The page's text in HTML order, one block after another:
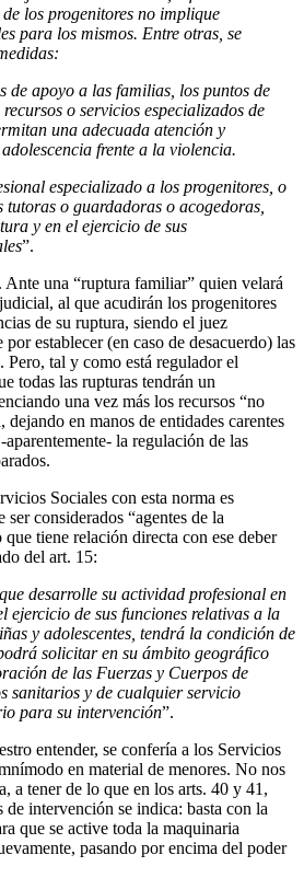
los progenitores no implique
para los mismos. Entre otras, se
de apoyo a las familias, los puntos de
o servicios especializados de
una adecuada atención y
frente a la violencia.
especializado a los progenitores, o
tutoras o guardadoras o acogedoras,
y en el ejercicio de sus
”.
una “ruptura familiar” quien velará
al que acudirán los progenitores
de su ruptura, siendo el juez
establecer (en caso de desacuerdo) las
Pero, tal y como está regulador el
todas las rupturas tendrán un
una vez más los recursos “no
en manos de entidades carentes
la regulación de las
Sociales con esta norma es
considerados “agentes de la
tiene relación directa con ese deber
del art. 15:
desarrolle su actividad profesional en
ejercicio de sus funciones relativas a la
y adolescentes, tendrá la condición de
solicitar en su ámbito geográfico
de las Fuerzas y Cuerpos de
sanitarios y de cualquier servicio
para su intervención”.
entender, se confería a los Servicios
en material de menores. No nos
a tener de lo que en los arts. 40 y 41,
de intervención se indica: basta con la
que se active toda la maquinaria
pasando por encima del poder